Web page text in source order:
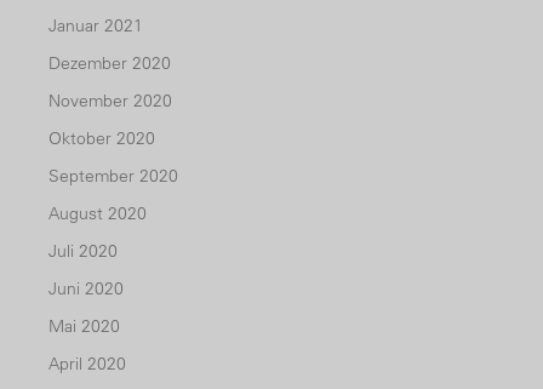
Januar 2021
Dezember 2020
November 2020
Oktober 2020
September 2020
August 2020
Juli 2020
Juni 2020
Mai 2020
April 2020